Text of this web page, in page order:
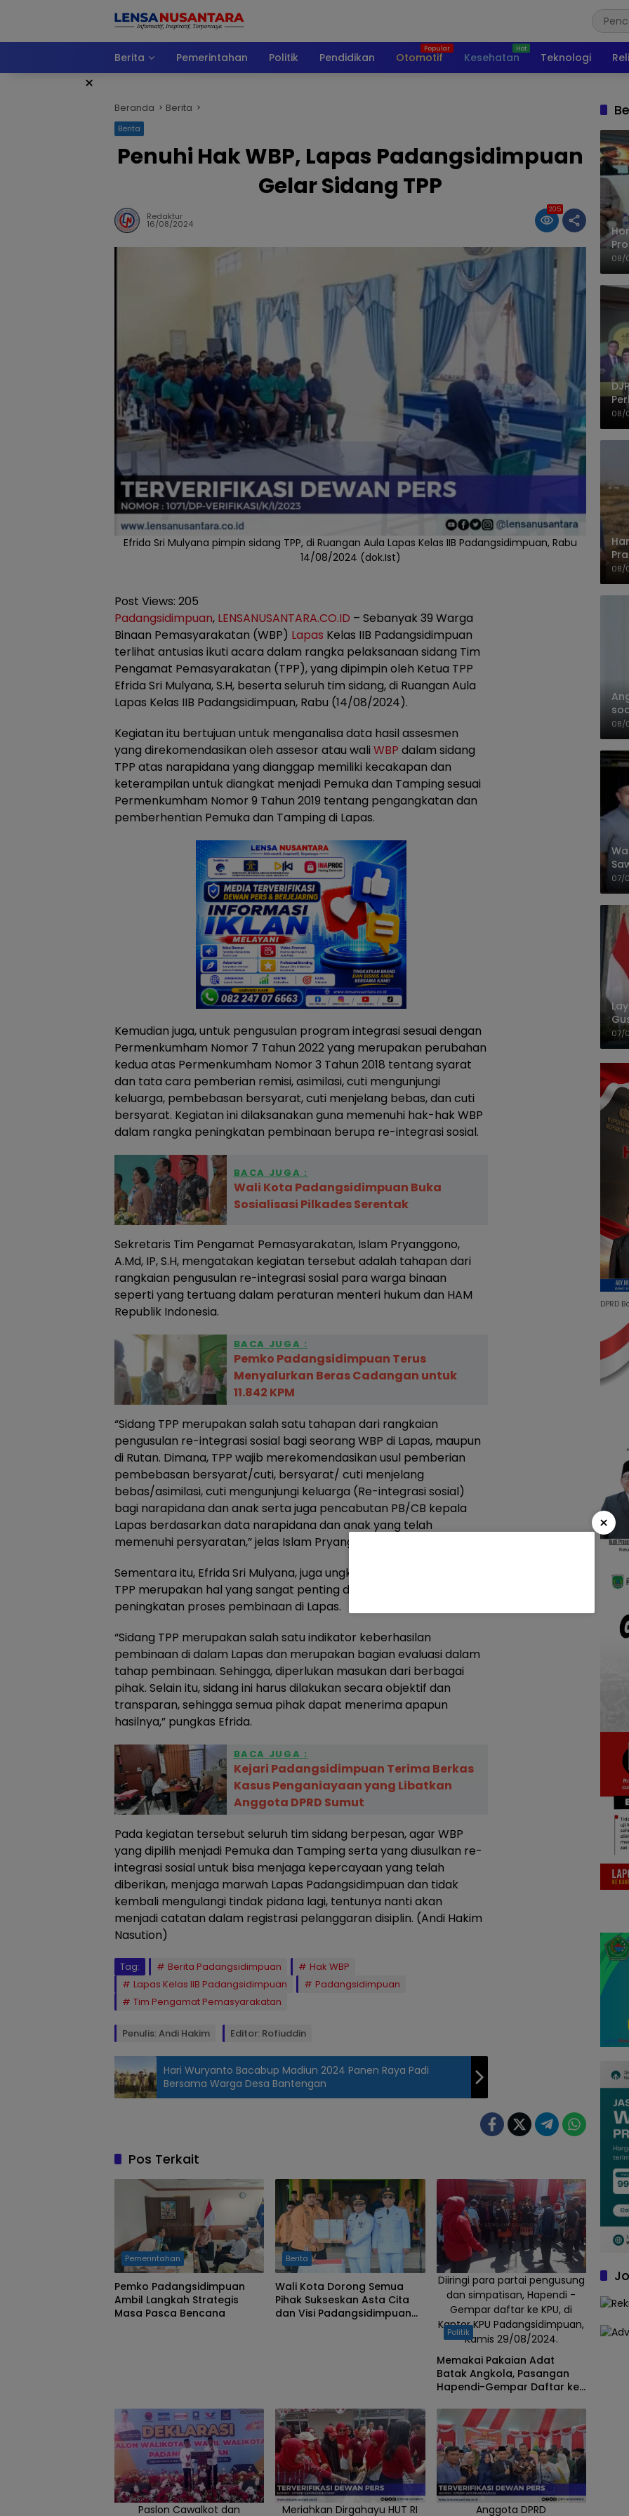
Berita
Pemerintahan Politik Pendidikan Otomotif Kesehatan Teknologi
×
Beranda Berita
Berita
Penuhi Hak WBP, Lapas Padangsidimpuan
Gelar Sidang TPP
Redaktur
16/08/2024
205
Efrida Sri Mulyana pimpin sidang TPP, di Ruangan Aula Lapas Kelas IIB Padangsidimpuan, Rabu
14/08/2024 (dok.Ist)
Post Views: 205
Padangsidimpuan, LENSANUSANTARA.CO.ID – Sebanyak 39 Warga
Binaan Pemasyarakatan (WBP) Lapas Kelas IIB Padangsidimpuan
terlihat antusias ikuti acara dalam rangka pelaksanaan sidang Tim
Pengamat Pemasyarakatan (TPP), yang dipimpin oleh Ketua TPP
Efrida Sri Mulyana, S.H, beserta seluruh tim sidang, di Ruangan Aula
Lapas Kelas IIB Padangsidimpuan, Rabu (14/08/2024).
Kegiatan itu bertujuan untuk menganalisa data hasil assesmen
yang direkomendasikan oleh assesor atau wali WBP dalam sidang
TPP atas narapidana yang dianggap memiliki kecakapan dan
keterampilan untuk diangkat menjadi Pemuka dan Tamping sesuai
Permenkumham Nomor 9 Tahun 2019 tentang pengangkatan dan
pemberhentian Pemuka dan Tamping di Lapas.
Kemudian juga, untuk pengusulan program integrasi sesuai dengan
Permenkumham Nomor 7 Tahun 2022 yang merupakan perubahan
kedua atas Permenkumham Nomor 3 Tahun 2018 tentang syarat
dan tata cara pemberian remisi, asimilasi, cuti mengunjungi
keluarga, pembebasan bersyarat, cuti menjelang bebas, dan cuti
bersyarat. Kegiatan ini dilaksanakan guna memenuhi hak-hak WBP
dalam rangka peningkatan pembinaan berupa re-integrasi sosial.
BACA JUGA :
Wali Kota Padangsidimpuan Buka
Sosialisasi Pilkades Serentak
Sekretaris Tim Pengamat Pemasyarakatan, Islam Pryanggono,
A.Md, IP, S.H, mengatakan kegiatan tersebut adalah tahapan dari
rangkaian pengusulan re-integrasi sosial para warga binaan
seperti yang tertuang dalam peraturan menteri hukum dan HAM
Republik Indonesia.
BACA JUGA :
Pemko Padangsidimpuan Terus
Menyalurkan Beras Cadangan untuk
11.842 KPM
“Sidang TPP merupakan salah satu tahapan dari rangkaian
pengusulan re-integrasi sosial bagi seorang WBP di Lapas, maupun
di Rutan. Dimana, TPP wajib merekomendasikan usul pemberian
pembebasan bersyarat/cuti, bersyarat/ cuti menjelang
bebas/asimilasi, cuti mengunjungi keluarga (Re-integrasi sosial)
bagi narapidana dan anak serta juga pencabutan PB/CB kepala
Lapas berdasarkan data narapidana dan anak yang telah
memenuhi persyaratan,” jelas Islam Pryanggono.
Sementara itu, Efrida Sri Mulyana, juga ungkapkan bahwa sidang
TPP merupakan hal yang sangat penting dalam rangka
peningkatan proses pembinaan di Lapas.
“Sidang TPP merupakan salah satu indikator keberhasilan
pembinaan di dalam Lapas dan merupakan bagian evaluasi dalam
tahap pembinaan. Sehingga, diperlukan masukan dari berbagai
pihak. Selain itu, sidang ini harus dilakukan secara objektif dan
transparan, sehingga semua pihak dapat menerima apapun
hasilnya,” pungkas Efrida.
BACA JUGA :
Kejari Padangsidimpuan Terima Berkas
Kasus Penganiayaan yang Libatkan
Anggota DPRD Sumut
Pada kegiatan tersebut seluruh tim sidang berpesan, agar WBP
yang dipilih menjadi Pemuka dan Tamping serta yang diusulkan re-
integrasi sosial untuk bisa menjaga kepercayaan yang telah
diberikan, menjaga marwah Lapas Padangsidimpuan dan tidak
kembali mengulangi tindak pidana lagi, tentunya nanti akan
menjadi catatan dalam registrasi pelanggaran disiplin. (Andi Hakim
Nasution)
Tag: Berita Padangsidimpuan
Hak WBP
Lapas Kelas IIB Padangsidimpuan
Padangsidimpuan
Tim Pengamat Pemasyarakatan
Penulis: Andi Hakim Editor: Rofiuddin
Aula Lapas Kelas
Padangsidimpuan,
Rabu 14/08/2024
(dok.Ist)
Hari Wuryanto Bacabup Madiun 2024 Panen Raya Padi
Bersama Warga Desa Bantengan
Pos Terkait
Pemerintahan
Pemko Padangsidimpuan
Ambil Langkah Strategis
Masa Pasca Bencana
Berita
Wali Kota Dorong Semua
Pihak Sukseskan Asta Cita
dan Visi Padangsidimpuan
Diiringi para partai pengusung
dan simpatisan, Hapendi -
Gempar daftar ke KPU, di
Kantor KPU Padangsidimpuan,
Kamis 29/08/2024.
Politik
Memakai Pakaian Adat
Batak Angkola, Pasangan
Hapendi-Gempar Daftar ke
Paslon Cawalkot dan Meriahkan Dirgahayu HUT RI Anggota DPRD
08/
08/
08/
08/
07/
07/
DPRD
×